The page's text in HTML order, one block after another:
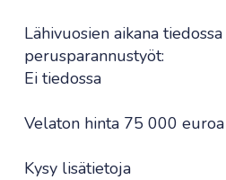
Lähivuosien aikana
perusparannustyöt:
Ei tiedossa
Velaton hinta 75 000 euroa
Kysy lisätietoja